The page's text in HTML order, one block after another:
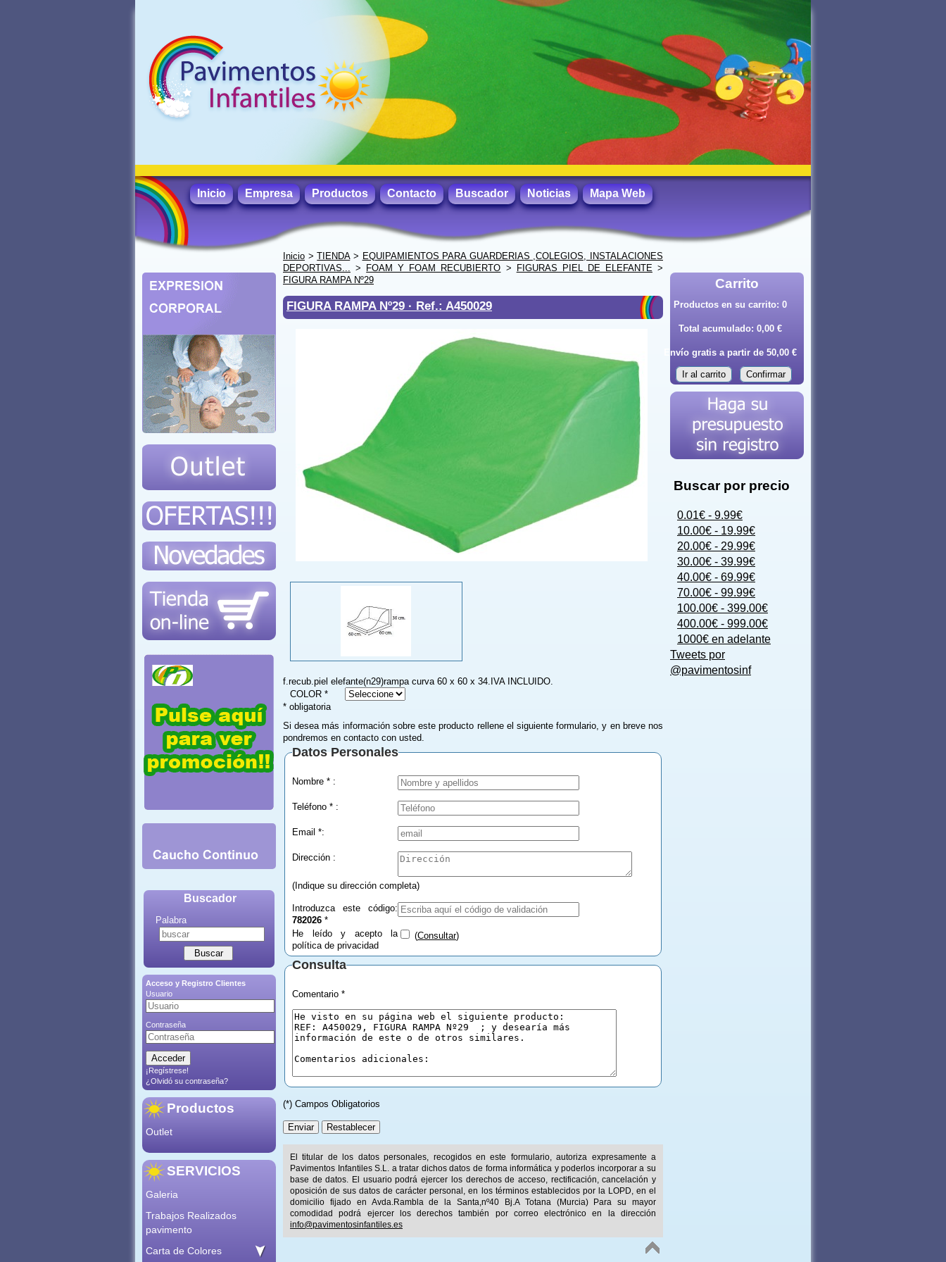
Inicio Empresa Productos Contacto Buscador Noticias Mapa Web
Buscador
Palabra
Acceso y Registro Clientes
Usuario
Contraseña
¡Regístrese!
¿Olvidó su contraseña?
Productos
Outlet
SERVICIOS
Galeria
Trabajos Realizados
pavimento
Carta de Colores
Inicio >TIENDA> EQUIPAMIENTOS PARA GUARDERIAS ,COLEGIOS, INSTALACIONES
DEPORTIVAS... > FOAM Y FOAM RECUBIERTO > FIGURAS PIEL DE ELEFANTE>
FIGURA RAMPA Nº29
FIGURA RAMPA Nº29 · Ref.: A450029
f.recub.piel elefante(n29)rampa curva 60 x 60 x 34.IVA INCLUIDO.
COLOR *
* obligatoria
Si desea más información sobre este producto rellene el siguiente formulario, y en breve nos
pondremos en contacto con usted.
Datos Personales
Nombre * :
Teléfono * :
Email *:
Dirección :
(Indique su dirección completa)
Introduzca este código:
782026 *
He leído y acepto la
política de privacidad
(Consultar)
Consulta
Comentario *
(*) Campos Obligatorios
El titular de los datos personales, recogidos en este formulario, autoriza expresamente a
Pavimentos Infantiles S.L. a tratar dichos datos de forma informática y poderlos incorporar a su
base de datos. El usuario podrá ejercer los derechos de acceso, rectificación, cancelación y
oposición de sus datos de carácter personal, en los términos establecidos por la LOPD, en el
domicilio fijado en Avda.Rambla de la Santa,nº40 Bj.A Totana (Murcia) Para su mayor
comodidad podrá ejercer los derechos también por correo electrónico en la dirección
info@pavimentosinfantiles.es
Carrito
Productos en su carrito: 0
Total acumulado: 0,00 €
Envío gratis a partir de 50,00 €
Ir al carrito Confirmar
Buscar por precio
0.01€ - 9.99€
10.00€ - 19.99€
20.00€ - 29.99€
30.00€ - 39.99€
40.00€ - 69.99€
70.00€ - 99.99€
100.00€ - 399.00€
400.00€ - 999.00€
1000€ en adelante
Tweets por
@pavimentosinf